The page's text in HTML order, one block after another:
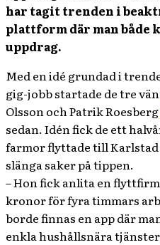
har tagit trenden i
plattform där man både
uppdrag.
Med en idé grundad i
gig-jobb startade de tre
Olsson och Patrik Roesberg
sedan. Idén fick de ett
farmor flyttade till
slänga saker på tippen.
– Hon fick anlita en
kronor för fyra timmars
borde finnas en app där
enkla hushållsnära